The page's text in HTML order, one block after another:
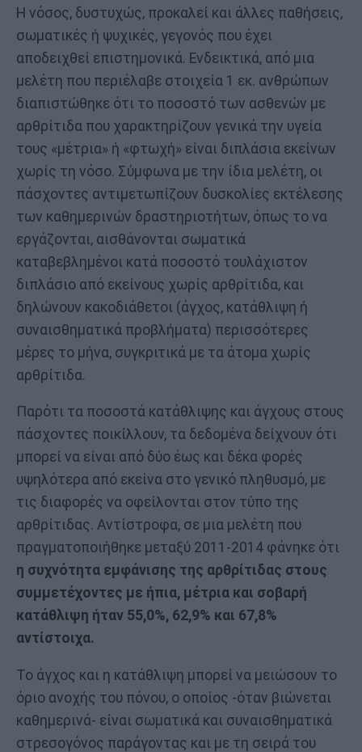
Η νόσος, δυστυχώς, προκαλεί και άλλες παθήσεις,
σωματικές ή ψυχικές, γεγονός που έχει
αποδειχθεί επιστημονικά. Ενδεικτικά, από μια
μελέτη που περιέλαβε στοιχεία 1 εκ. ανθρώπων
διαπιστώθηκε ότι το ποσοστό των ασθενών με
αρθρίτιδα που χαρακτηρίζουν γενικά την υγεία
τους «μέτρια» ή «φτωχή» είναι διπλάσια εκείνων
χωρίς τη νόσο. Σύμφωνα με την ίδια μελέτη, οι
πάσχοντες αντιμετωπίζουν δυσκολίες εκτέλεσης
των καθημερινών δραστηριοτήτων, όπως το να
εργάζονται, αισθάνονται σωματικά
καταβεβλημένοι κατά ποσοστό τουλάχιστον
διπλάσιο από εκείνους χωρίς αρθρίτιδα, και
δηλώνουν κακοδιάθετοι (άγχος, κατάθλιψη ή
συναισθηματικά προβλήματα) περισσότερες
μέρες το μήνα, συγκριτικά με τα άτομα χωρίς
αρθρίτιδα.
Παρότι τα ποσοστά κατάθλιψης και άγχους στους
πάσχοντες ποικίλλουν, τα δεδομένα δείχνουν ότι
μπορεί να είναι από δύο έως και δέκα φορές
υψηλότερα από εκείνα στο γενικό πληθυσμό, με
τις διαφορές να οφείλονται στον τύπο της
αρθρίτιδας. Αντίστροφα, σε μια μελέτη που
πραγματοποιήθηκε μεταξύ 2011-2014 φάνηκε ότι
η συχνότητα εμφάνισης της αρθρίτιδας στους
συμμετέχοντες με ήπια, μέτρια και σοβαρή
κατάθλιψη ήταν 55,0%, 62,9% και 67,8%
αντίστοιχα.
Το άγχος και η κατάθλιψη μπορεί να μειώσουν το
όριο ανοχής του πόνου, ο οποίος -όταν βιώνεται
καθημερινά- είναι σωματικά και συναισθηματικά
στρεσογόνος παράγοντας και με τη σειρά του